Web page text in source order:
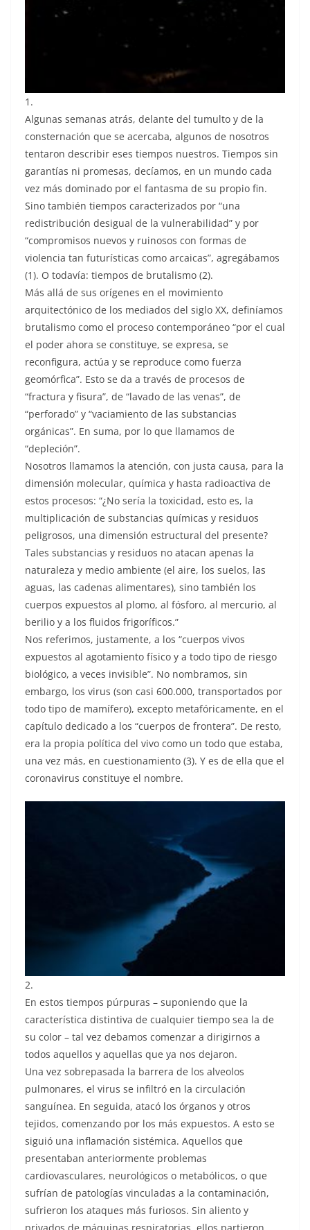
1.
Algunas semanas atrás, delante del tumulto y de la
consternación que se acercaba, algunos de nosotros
tentaron describir eses tiempos nuestros. Tiempos sin
garantías ni promesas, decíamos, en un mundo cada
vez más dominado por el fantasma de su propio fin.
Sino también tiempos caracterizados por “una
redistribución desigual de la vulnerabilidad” y por
“compromisos nuevos y ruinosos con formas de
violencia tan futurísticas como arcaicas”, agregábamos
(1). O todavía: tiempos de brutalismo (2).
Más allá de sus orígenes en el movimiento
arquitectónico de los mediados del siglo XX, definíamos
brutalismo como el proceso contemporáneo “por el cual
el poder ahora se constituye, se expresa, se
reconfigura, actúa y se reproduce como fuerza
geomórfica”. Esto se da a través de procesos de
“fractura y fisura”, de “lavado de las venas”, de
“perforado” y “vaciamiento de las substancias
orgánicas”. En suma, por lo que llamamos de
“depleción”.
Nosotros llamamos la atención, con justa causa, para la
dimensión molecular, química y hasta radioactiva de
estos procesos: “¿No sería la toxicidad, esto es, la
multiplicación de substancias químicas y residuos
peligrosos, una dimensión estructural del presente?
Tales substancias y residuos no atacan apenas la
naturaleza y medio ambiente (el aire, los suelos, las
aguas, las cadenas alimentares), sino también los
cuerpos expuestos al plomo, al fósforo, al mercurio, al
berilio y a los fluidos frigoríficos.”
Nos referimos, justamente, a los “cuerpos vivos
expuestos al agotamiento físico y a todo tipo de riesgo
biológico, a veces invisible”. No nombramos, sin
embargo, los virus (son casi 600.000, transportados por
todo tipo de mamífero), excepto metafóricamente, en el
capítulo dedicado a los “cuerpos de frontera”. De resto,
era la propia política del vivo como un todo que estaba,
una vez más, en cuestionamiento (3). Y es de ella que el
coronavirus constituye el nombre.
2.
En estos tiempos púrpuras – suponiendo que la
característica distintiva de cualquier tiempo sea la de
su color – tal vez debamos comenzar a dirigirnos a
todos aquellos y aquellas que ya nos dejaron.
Una vez sobrepasada la barrera de los alveolos
pulmonares, el virus se infiltró en la circulación
sanguínea. En seguida, atacó los órganos y otros
tejidos, comenzando por los más expuestos. A esto se
siguió una inflamación sistémica. Aquellos que
presentaban anteriormente problemas
cardiovasculares, neurológicos o metabólicos, o que
sufrían de patologías vinculadas a la contaminación,
sufrieron los ataques más furiosos. Sin aliento y